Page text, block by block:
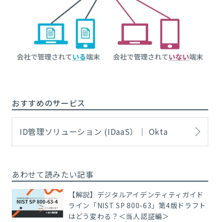
おすすめのサービス
ID管理ソリューション (IDaaS）｜ Okta
あわせて読みたい記事
【解説】デジタルアイデンティティガイド
ライン「NIST SP 800-63」第4版ドラフト
はどう変わる？＜当人認証編＞